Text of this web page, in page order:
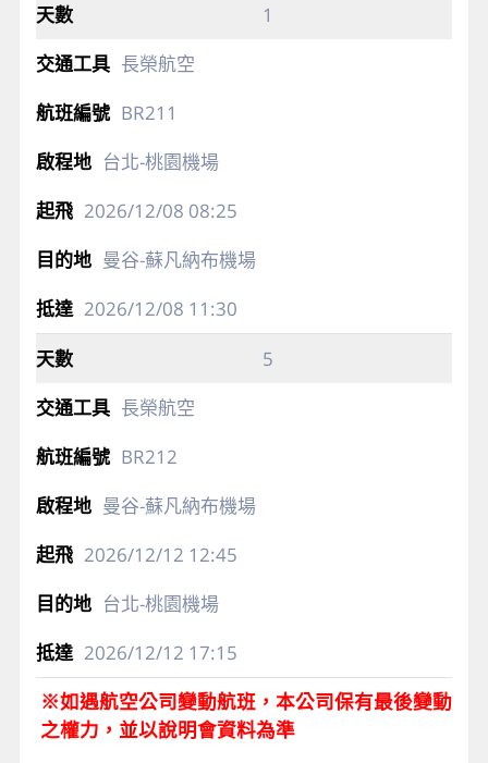
1
長榮航空
BR211
台北-桃園機場
2026/12/08 08:25
曼谷-蘇凡納布機場
2026/12/08 11:30
5
長榮航空
BR212
曼谷-蘇凡納布機場
2026/12/12 12:45
台北-桃園機場
2026/12/12 17:15
※如遇航空公司變動航班，本公司保有最後變動
之權力，並以說明會資料為準